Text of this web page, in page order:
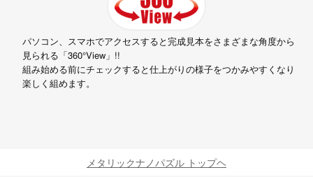
パソコン、スマホでアクセスすると完成見本をさまざまな角度から
見られる「360°View」!!
組み始める前にチェックすると仕上がりの様子をつかみやすくなり
楽しく組めます。
メタリックナノパズル トップヘ